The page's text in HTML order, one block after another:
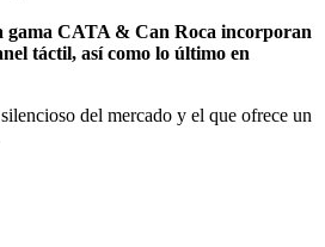
gama CATA & Can Roca incorporan
táctil, así como lo último en
del mercado y el que ofrece un